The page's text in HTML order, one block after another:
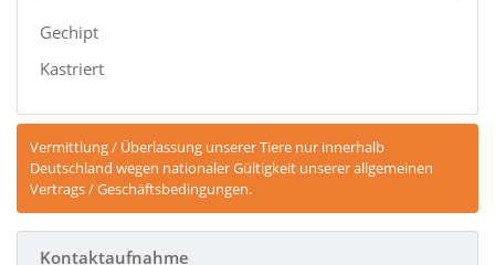
Gechipt
Kastriert
Vermittlung / Überlassung unserer Tiere nur innerhalb
Deutschland wegen nationaler Gültigkeit unserer allgemeinen
Vertrags / Geschäftsbedingungen.
Kontaktaufnahme